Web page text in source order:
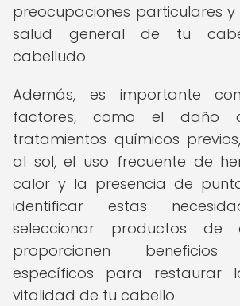
preocupaciones particulares
salud general de tu
cabelludo.
Además, es importante
factores, como el daño
tratamientos químicos
al sol, el uso frecuente de
calor y la presencia de
identificar estas
seleccionar productos de
proporcionen beneficios
específicos para
vitalidad de tu cabello.